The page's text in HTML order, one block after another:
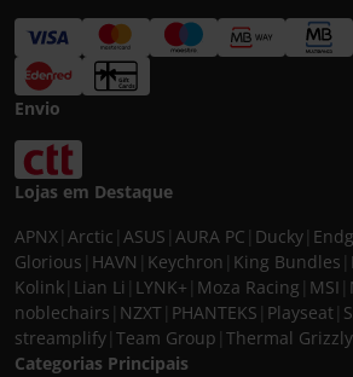
Envio
Lojas em Destaque
APNX Arctic ASUS AURA PC Ducky
Glorious HAVN Keychron King Bundles
Kolink Lian Li LYNK+ Moza Racing MSI
noblechairs NZXT PHANTEKS Playseat
streamplify Team Group Thermal Grizzly
Categorias Principais